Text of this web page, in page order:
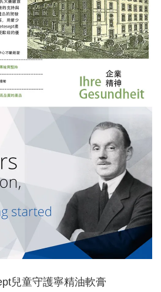
兒童守護寧精油軟膏